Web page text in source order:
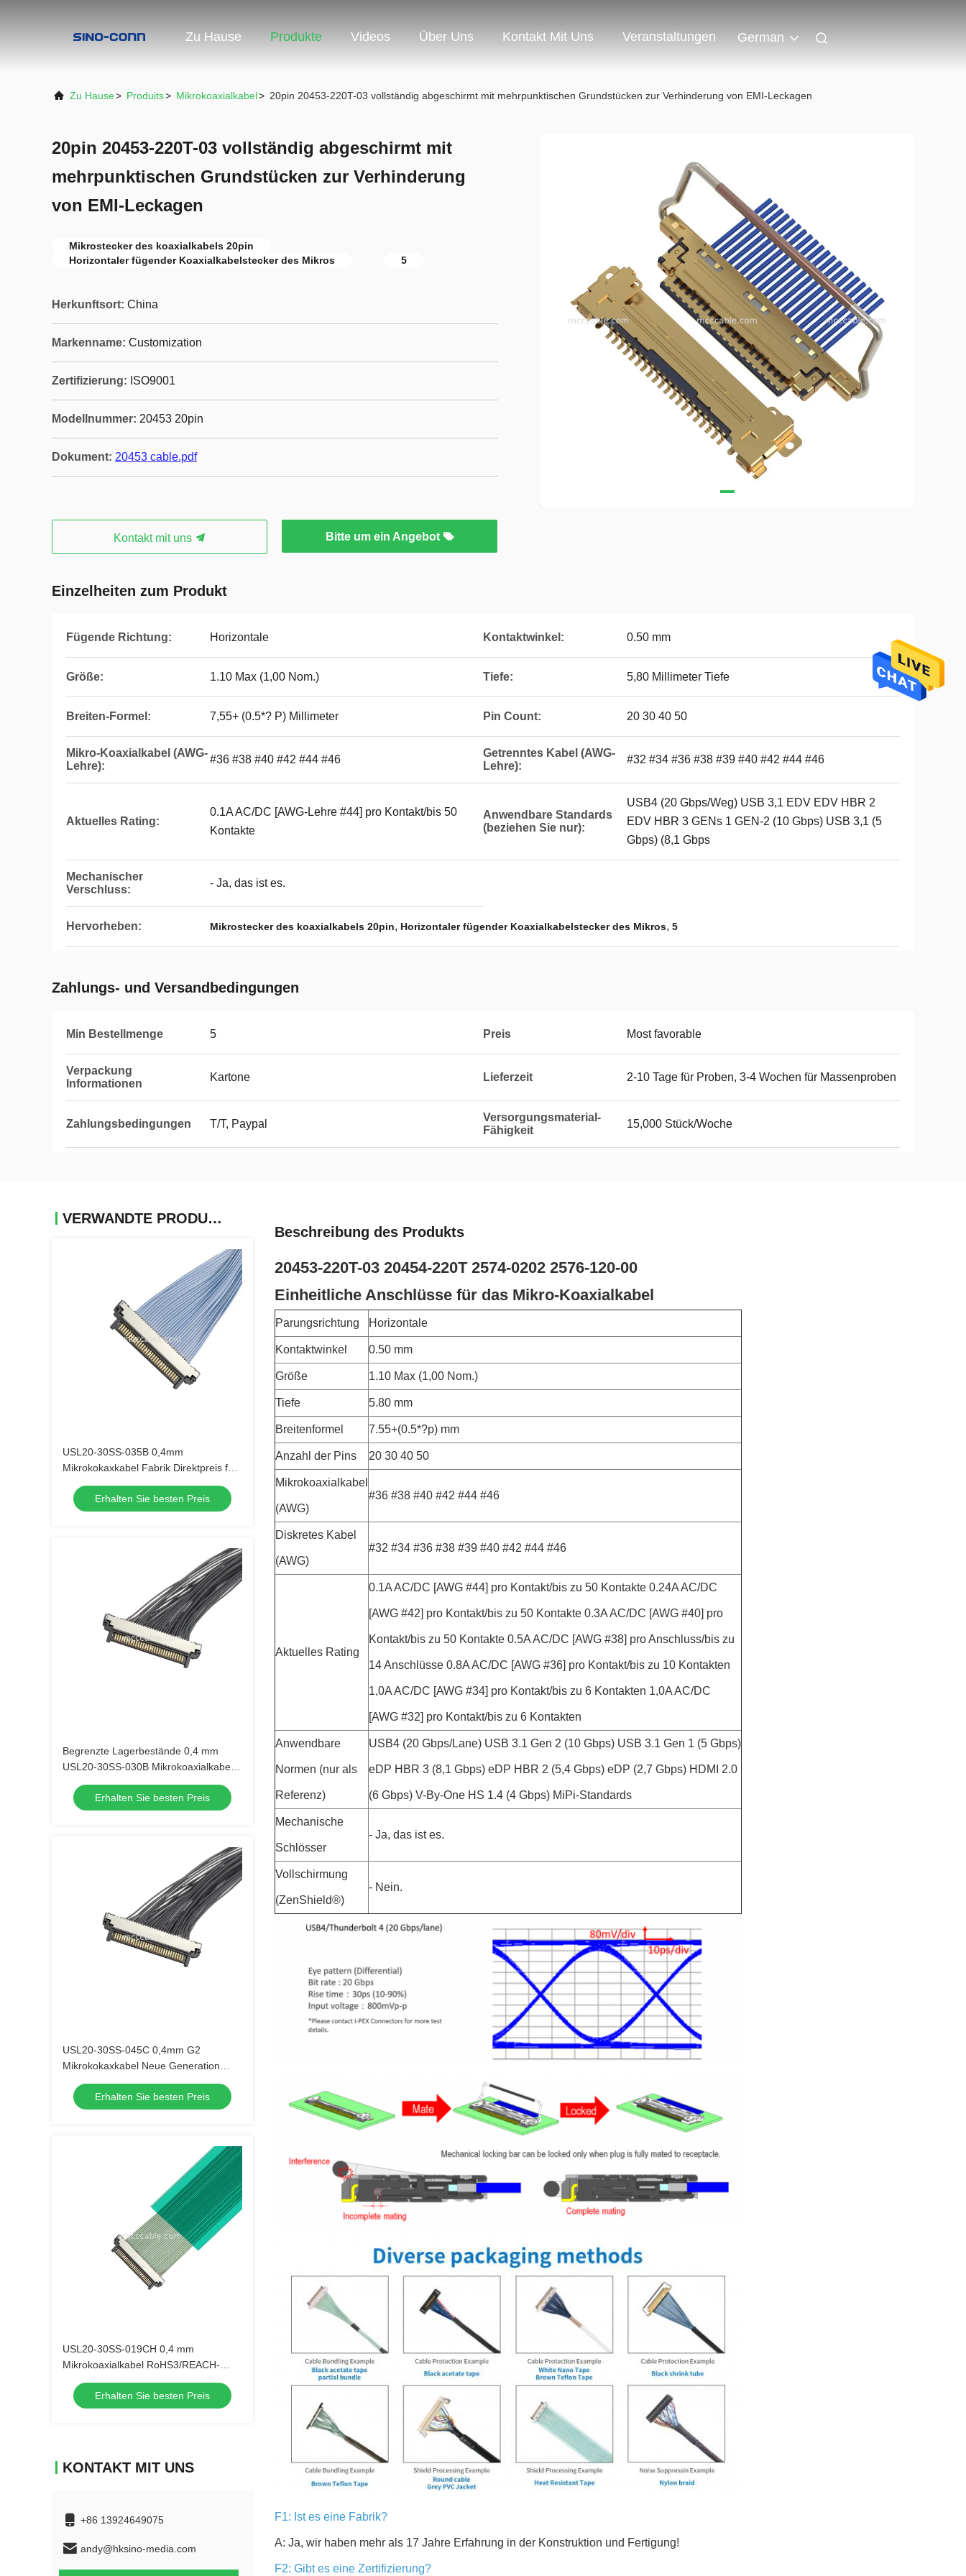
Zu Hause Produkte Videos Über Uns Kontakt Mit Uns Veranstaltungen German
Zu Hause> Produits> Mikrokoaxialkabel> 20pin 20453-220T-03 vollständig abgeschirmt mit mehrpunktischen Grundstücken zur Verhinderung von EMI-Leckagen
20pin 20453-220T-03 vollständig abgeschirmt mit
mehrpunktischen Grundstücken zur Verhinderung
von EMI-Leckagen
Mikrostecker des koaxialkabels 20pin
Horizontaler fügender Koaxialkabelstecker des Mikros
5
Herkunftsort: China
Markenname: Customization
Zertifizierung: ISO9001
Modellnummer: 20453 20pin
Dokument: 20453 cable.pdf
Kontakt mit uns Bitte um ein Angebot
Einzelheiten zum Produkt
Fügende Richtung: Horizontale Kontaktwinkel: 0.50 mm
Größe: 1.10 Max (1,00 Nom.) Tiefe: 5,80 Millimeter Tiefe
Breiten-Formel: 7,55+ (0.5*? P) Millimeter Pin Count: 20 30 40 50
Mikro-Koaxialkabel (AWG-
Lehre):
#36 #38 #40 #42 #44 #46
Getrenntes Kabel (AWG-
Lehre):
#32 #34 #36 #38 #39 #40 #42 #44 #46
Aktuelles Rating:
0.1A AC/DC [AWG-Lehre #44] pro Kontakt/bis 50
Kontakte
Anwendbare Standards
(beziehen Sie nur):
USB4 (20 Gbps/Weg) USB 3,1 EDV EDV HBR 2
EDV HBR 3 GENs 1 GEN-2 (10 Gbps) USB 3,1 (5
Gbps) (8,1 Gbps
Mechanischer
Verschluss:
- Ja, das ist es.
Hervorheben: Mikrostecker des koaxialkabels 20pin, Horizontaler fügender Koaxialkabelstecker des Mikros, 5
Zahlungs- und Versandbedingungen
Min Bestellmenge 5 Preis Most favorable
Verpackung
Informationen
Kartone Lieferzeit 2-10 Tage für Proben, 3-4 Wochen für Massenproben
Zahlungsbedingungen T/T, Paypal
Versorgungsmaterial-
Fähigkeit
15,000 Stück/Woche
VERWANDTE PRODUKTE
USL20-30SS-035B 0,4mm
Mikrokokaxkabel Fabrik Direktpreis für
1000+ Stück Bestellungen
Erhalten Sie besten Preis
Begrenzte Lagerbestände 0,4 mm
USL20-30SS-030B Mikrokoaxialkabel,
schnelle Lieferung für Kamera-OEM-
Großbestellungen
Erhalten Sie besten Preis
USL20-30SS-045C 0,4mm G2
Mikrokokaxkabel Neue Generation
Version mit geringerer Einsetzkraft
Erhalten Sie besten Preis
USL20-30SS-019CH 0,4 mm
Mikrokoaxialkabel RoHS3/REACH-
konform für EU-Automobilhersteller
Erhalten Sie besten Preis
KONTAKT MIT UNS
+86 13924649075
andy@hksino-media.com
Beschreibung des Produkts
20453-220T-03 20454-220T 2574-0202 2576-120-00
Einheitliche Anschlüsse für das Mikro-Koaxialkabel
Parungsrichtung Horizontale
Kontaktwinkel 0.50 mm
Größe 1.10 Max (1,00 Nom.)
Tiefe 5.80 mm
Breitenformel 7.55+(0.5*?p) mm
Anzahl der Pins 20 30 40 50
Mikrokoaxialkabel
(AWG)
#36 #38 #40 #42 #44 #46
Diskretes Kabel
(AWG)
#32 #34 #36 #38 #39 #40 #42 #44 #46
Aktuelles Rating
0.1A AC/DC [AWG #44] pro Kontakt/bis zu 50 Kontakte 0.24A AC/DC
[AWG #42] pro Kontakt/bis zu 50 Kontakte 0.3A AC/DC [AWG #40] pro
Kontakt/bis zu 50 Kontakte 0.5A AC/DC [AWG #38] pro Anschluss/bis zu
14 Anschlüsse 0.8A AC/DC [AWG #36] pro Kontakt/bis zu 10 Kontakten
1,0A AC/DC [AWG #34] pro Kontakt/bis zu 6 Kontakten 1,0A AC/DC
[AWG #32] pro Kontakt/bis zu 6 Kontakten
Anwendbare
Normen (nur als
Referenz)
USB4 (20 Gbps/Lane) USB 3.1 Gen 2 (10 Gbps) USB 3.1 Gen 1 (5 Gbps)
eDP HBR 3 (8,1 Gbps) eDP HBR 2 (5,4 Gbps) eDP (2,7 Gbps) HDMI 2.0
(6 Gbps) V-By-One HS 1.4 (4 Gbps) MiPi-Standards
Mechanische
Schlösser
- Ja, das ist es.
Vollschirmung
(ZenShield®)
- Nein.
F1: Ist es eine Fabrik?
A: Ja, wir haben mehr als 17 Jahre Erfahrung in der Konstruktion und Fertigung!
F2: Gibt es eine Zertifizierung?